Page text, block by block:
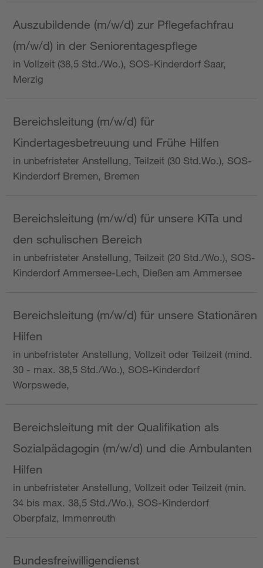
Auszubildende (m/w/d) zur Pflegefachfrau
(m/w/d) in der Seniorentagespflege
in Vollzeit (38,5 Std./Wo.), SOS-Kinderdorf Saar,
Merzig
Bereichsleitung (m/w/d) für
Kindertagesbetreuung und Frühe Hilfen
in unbefristeter Anstellung, Teilzeit (30 Std.Wo.), SOS-
Kinderdorf Bremen, Bremen
Bereichsleitung (m/w/d) für unsere KiTa und
den schulischen Bereich
in unbefristeter Anstellung, Teilzeit (20 Std./Wo.), SOS-
Kinderdorf Ammersee-Lech, Dießen am Ammersee
Bereichsleitung (m/w/d) für unsere Stationären
Hilfen
in unbefristeter Anstellung, Vollzeit oder Teilzeit (mind.
30 - max. 38,5 Std./Wo.), SOS-Kinderdorf
Worpswede,
Bereichsleitung mit der Qualifikation als
Sozialpädagogin (m/w/d) und die Ambulanten
Hilfen
in unbefristeter Anstellung, Vollzeit oder Teilzeit (min.
34 bis max. 38,5 Std./Wo.), SOS-Kinderdorf
Oberpfalz, Immenreuth
Bundesfreiwilligendienst